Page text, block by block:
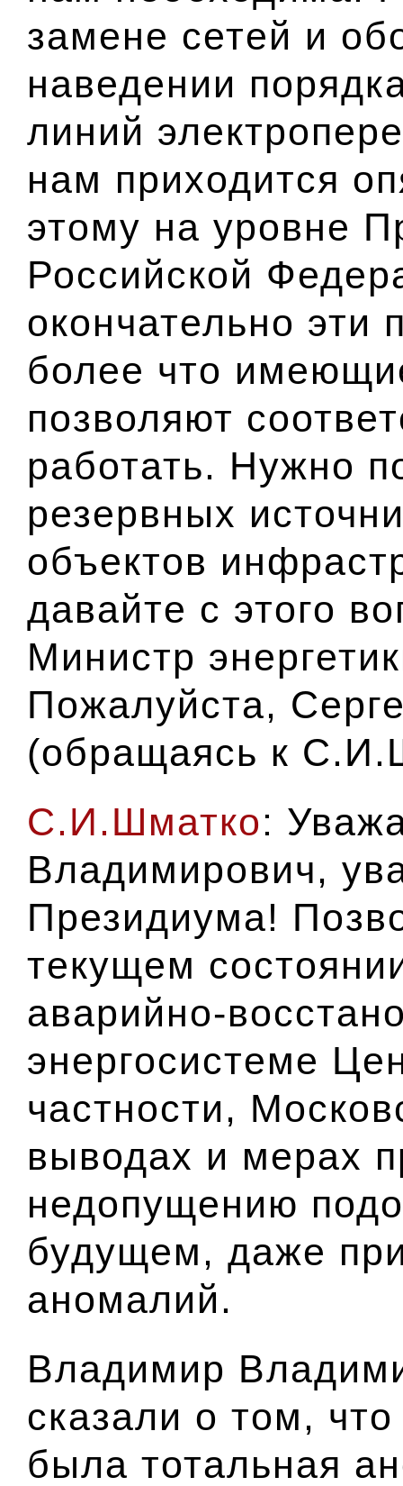
замене сетей и
наведении
линий
нам приходится
этому на уровне
Российской
окончательно
более что
позволяют
работать. Нужно
резервных
объектов
давайте с этого
Министр
Пожалуйста,
(обращаясь к
С.И.Шматко:
Владимирович,
Президиума!
текущем
аварийно-
энергосистеме
частности,
выводах и мерах
недопущению
будущем, даже
аномалий.
Владимир
сказали о том,
была тотальная